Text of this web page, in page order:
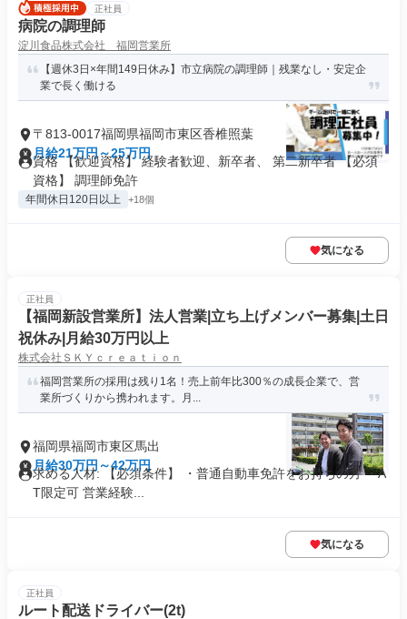
正社員
病院の調理師
淀川食品株式会社 福岡営業所
【週休3日×年間149日休み】市立病院の調理師｜残業なし・安定企
業で長く働ける
〒813-0017福岡県福岡市東区香椎照葉
月給21万円～25万円
資格 【歓迎資格】 経験者歓迎、新卒者、 第二新卒者 【必須
資格】 調理師免許
年間休日120日以上 +18個
気になる
正社員
【福岡新設営業所】法人営業|立ち上げメンバー募集|土日
祝休み|月給30万円以上
株式会社ＳＫＹｃｒｅａｔｉｏｎ
福岡営業所の採用は残り1名！売上前年比300％の成長企業で、営
業所づくりから携われます。月...
福岡県福岡市東区馬出
月給30万円～42万円
求める人材: 【必須条件】 ・普通自動車免許をお持ちの方 ・A
T限定可 営業経験...
気になる
正社員
ルート配送ドライバー(2t)